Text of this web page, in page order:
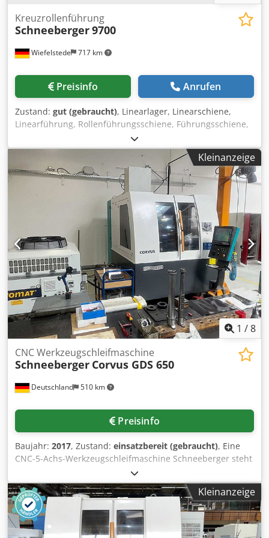
Wiefelstede 717 km
Kreuzrollenführung
Schneeberger9700
Preisinfo Anrufen
Zustand: gut (gebraucht), Linearlager, Linearschiene,
Linearführung, Rollenführungsschiene, Führungsschiene,
Kreuzrollenführung -Hersteller: Schneeberger,
Kreuzrollenführung Typ 9700 Codjlb Iwbepfx Al Toha -
Lochabstand: 100 mm M8 -Anzahl: 4 Stück -Preis: pro Stück
-Abmessung: 705/22/H45 mm -Gewicht: 4,5 kg/St.
Kleinanzeige
1 /8
Deutschland 510 km
CNC Werkzeugschleifmaschine
Schneeberger Corvus GDS 650
Preisinfo
Baujahr: 2017, Zustand: einsatzbereit (gebraucht), Eine
CNC-5-Achs-Werkzeugschleifmaschine Schneeberger steht
zur Verfügung. 1) Drehmaschine Schneeberger Corvus GDS
650, Baujahr: 2017, Schleifspindelaufnahme: HSK80,
Schleifspindelleistung: 26kW/32kW, max. A-Achsen-
Umlauf: 700mm, Software: Quinto5.4.6, Spindelstunden:
ca. 10400h. Inklusive umfangreichem Zubehör, Präzisions-
3D-Koordinaten-Taster Zeno, Schnellspannung mit
Kleinanzeige